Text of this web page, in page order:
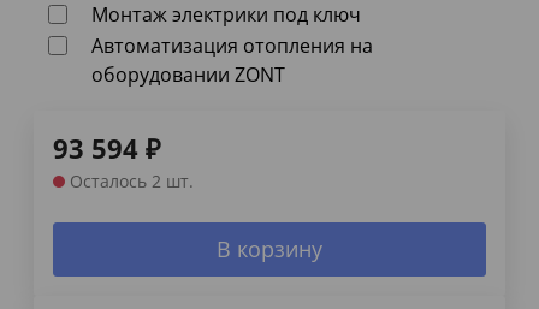
Монтаж электрики под ключ
Автоматизация отопления на
оборудовании ZONT
93 594 ₽
Осталось 2 шт.
В корзину